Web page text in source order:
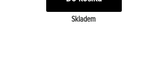
Skladem